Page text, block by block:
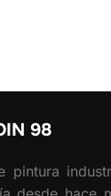
98
pintura